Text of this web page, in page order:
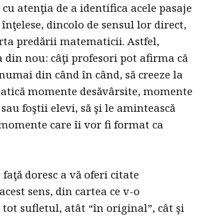
atenţia de a identifica acele pasaje
dincolo de sensul lor direct,
predării matematicii. Astfel,
din nou: câţi profesori pot afirma că
din când în când, să creeze la
momente desăvârsite, momente
foştii elevi, să şi le amintească
care îi vor fi format ca
doresc a vă oferi citate
sens, din cartea ce v-o
sufletul, atât “în original”, cât şi